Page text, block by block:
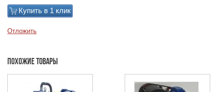
Купить в 1 клик
Отложить
Похожие товары